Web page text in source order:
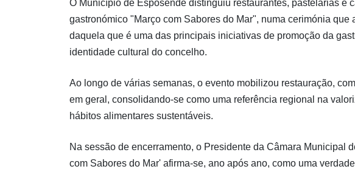
O Município de Esposende distinguiu restaurantes, pastelarias e
gastronómico "Março com Sabores do Mar", numa cerimónia
daquela que é uma das principais iniciativas de promoção da
identidade cultural do concelho.
Ao longo de várias semanas, o evento mobilizou restauração,
em geral, consolidando-se como uma referência regional na
hábitos alimentares sustentáveis.
Na sessão de encerramento, o Presidente da Câmara Municipal
com Sabores do Mar' afirma-se, ano após ano, como uma